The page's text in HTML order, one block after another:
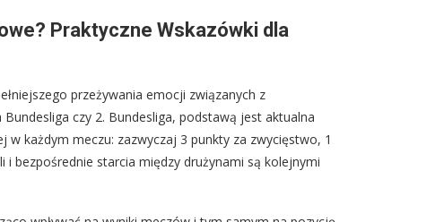
Praktyczne Wskazówki dla
przeżywania emocji związanych z
czy 2. Bundesliga, podstawą jest aktualna
każdym meczu: zazwyczaj 3 punkty za zwycięstwo, 1
i bezpośrednie starcia między drużynami są kolejnymi